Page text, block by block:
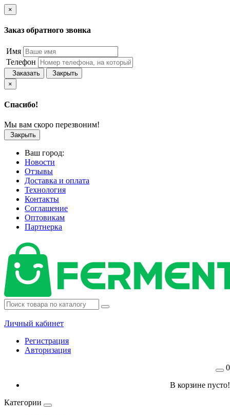
×
Заказ обратного звонка
Имя
Телефон
Заказать
Закрыть
×
Спасибо!
Мы вам скоро перезвоним!
Закрыть
Ваш город:
Новости
Отзывы
Доставка и оплата
Технология
Контакты
Соглашение
Оптовикам
Партнерка
Личный кабинет
Регистрация
Авторизация
0
В корзине пусто!
Категории